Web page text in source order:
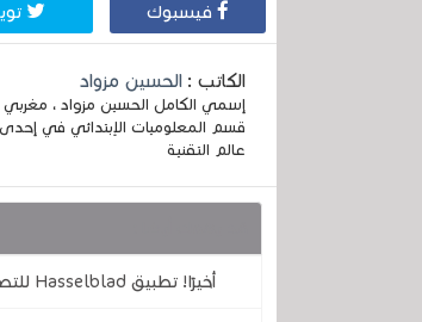
فيسبوك
الكاتب : الحسين مزواد
قسم المعلوميات الإبتدائي في
عالم التقنية
أخيرًا! تطبيق Hasselblad للتصوير الفوتوغرافي متوفر الآن على نظام أندرويد ليغير كاميرتك إلى الأبد